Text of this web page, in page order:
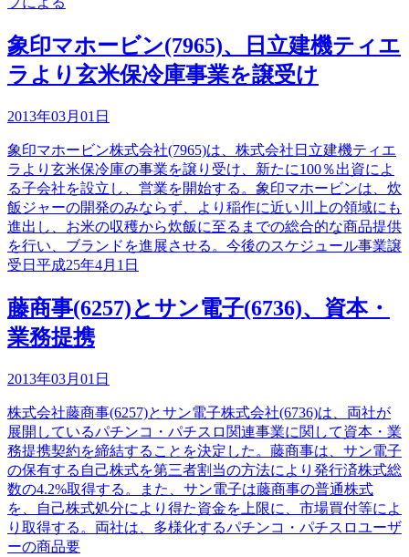
象印マホービン(7965)、日立建機ティエ
ラより玄米保冷庫事業を譲受け
2013年03月01日
象印マホービン株式会社(7965)は、株式会社日立建機ティエ
ラより玄米保冷庫の事業を譲り受け、新たに100％出資によ
る子会社を設立し、営業を開始する。象印マホービンは、炊
飯ジャーの開発のみならず、より稲作に近い川上の領域にも
進出し、お米の収穫から炊飯に至るまでの総合的な商品提供
を行い、ブランドを進展させる。今後のスケジュール事業譲
受日平成25年4月1日
藤商事(6257)とサン電子(6736)、資本・
業務提携
2013年03月01日
株式会社藤商事(6257)とサン電子株式会社(6736)は、両社が
展開しているパチンコ・パチスロ関連事業に関して資本・業
務提携契約を締結することを決定した。藤商事は、サン電子
の保有する自己株式を第三者割当の方法により発行済株式総
数の4.2%取得する。また、サン電子は藤商事の普通株式
を、自己株式処分により得た資金を上限に、市場買付等によ
り取得する。両社は、多様化するパチンコ・パチスロユーザ
ーの商品要